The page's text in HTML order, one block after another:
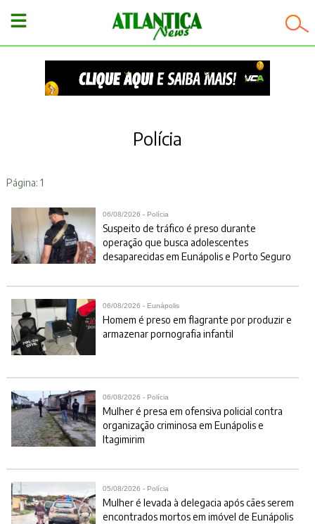
−
Polícia
Página: 1
06/08/2026 - Polícia
Suspeito de tráfico é preso durante
operação que busca adolescentes
desaparecidas em Eunápolis e Porto Seguro
06/08/2026 - Eunápolis
Homem é preso em flagrante por produzir e
armazenar pornografia infantil
06/08/2026 - Polícia
Mulher é presa em ofensiva policial contra
organização criminosa em Eunápolis e
Itagimirim
05/08/2026 - Polícia
Mulher é levada à delegacia após cães serem
encontrados mortos em imóvel de Eunápolis